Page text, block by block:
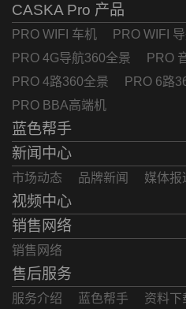
CASKA Pro 产品
PRO WIFI 车机
PRO WIFI
PRO 4G导航360全景
PRO
PRO 4路360全景
PRO 6路
PRO BBA高端机
蓝色帮手
新闻中心
市场动态 品牌新闻 媒体报
视频中心
销售网络
销售网络
售后服务
服务介绍 蓝色帮手 资料下